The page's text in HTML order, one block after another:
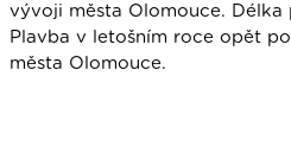
vývoji města Olomouce. Délka
Plavba v letošním roce opět
města Olomouce.